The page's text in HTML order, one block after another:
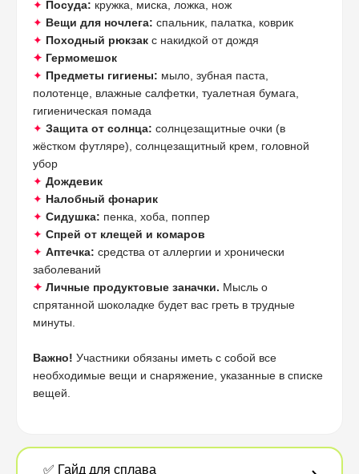
✦ Посуда: кружка, миска, ложка, нож
✦ Вещи для ночлега: спальник, палатка, коврик
✦ Походный рюкзак с накидкой от дождя
✦ Гермомешок
✦ Предметы гигиены: мыло, зубная паста,
полотенце, влажные салфетки, туалетная бумага,
гигиеническая помада
✦ Защита от солнца: солнцезащитные очки (в
жёстком футляре), солнцезащитный крем, головной
убор
✦ Дождевик
✦ Налобный фонарик
✦ Сидушка: пенка, хоба, поппер
✦ Спрей от клещей и комаров
✦ Аптечка: средства от аллергии и хронически
заболеваний
✦ Личные продуктовые заначки. Мысль о
спрятанной шоколадке будет вас греть в трудные
минуты.
Важно! Участники обязаны иметь с собой все
необходимые вещи и снаряжение, указанные в списке
вещей.
✅ Гайд для сплава